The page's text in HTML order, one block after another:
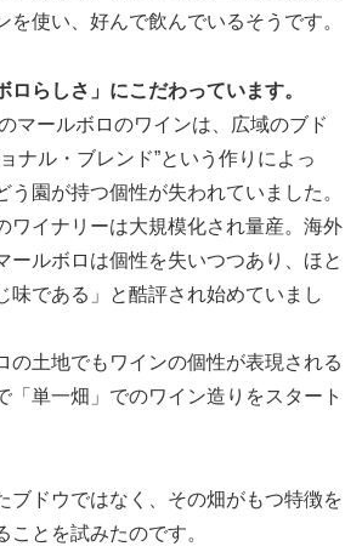
を使い、好んで飲んでいるそうです。
ロらしさ」にこだわっています。
マールボロのワインは、広域のブド
ナル・ブレンド”という作りによっ
う園が持つ個性が失われていました。
ワイナリーは大規模化され量産。海外
ールボロは個性を失いつつあり、ほと
味である」と酷評され始めていまし
の土地でもワインの個性が表現される
「単一畑」でのワイン造りをスタート
ブドウではなく、その畑がもつ特徴を
ことを試みたのです。